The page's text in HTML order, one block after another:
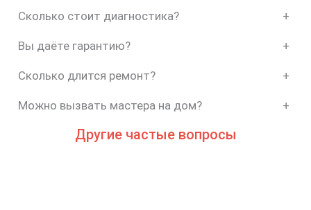
Сколько стоит диагностика? +
Вы даёте гарантию? +
Сколько длится ремонт? +
Можно вызвать мастера на дом? +
Другие частые вопросы